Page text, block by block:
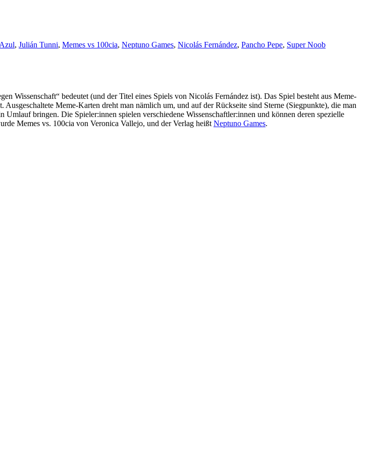
, Julián Tunni, Memes vs 100cia, Neptuno Games, Nicolás Fernández, Pancho Pepe, Super Noob
Wissenschaft“ bedeutet (und der Titel eines Spiels von Nicolás Fernández ist). Das Spiel besteht aus Meme-
Meme-Karten dreht man nämlich um, und auf der Rückseite sind Sterne (Siegpunkte), die man
bringen. Die Spieler:innen spielen verschiedene Wissenschaftler:innen und können deren spezielle
Memes vs. 100cia von Veronica Vallejo, und der Verlag heißt Neptuno Games.